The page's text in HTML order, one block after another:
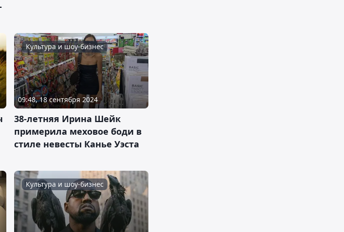
Культура и шоу-бизнес
09:48, 18 сентября 2024
38-летняя Ирина Шейк
примерила меховое боди в
стиле невесты Канье Уэста
Культура и шоу-бизнес